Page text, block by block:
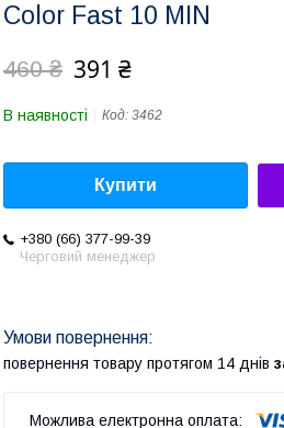
Color Fast 10 MIN
460 ₴ 391 ₴
В наявності Код: 3462
Купити
+380 (66) 377-99-39
Черговий менеджер
повернення товару протягом 14 днів